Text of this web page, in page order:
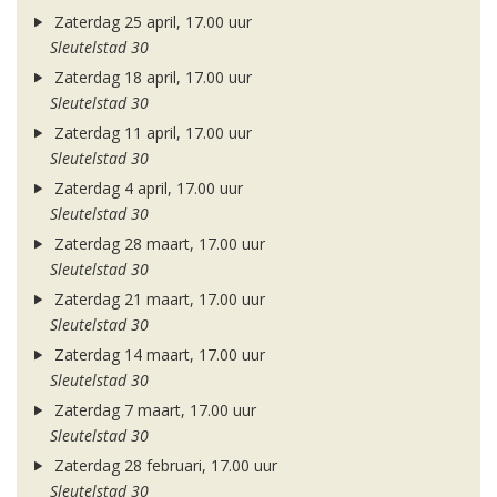
Zaterdag 25 april, 17.00 uur
Sleutelstad 30
Zaterdag 18 april, 17.00 uur
Sleutelstad 30
Zaterdag 11 april, 17.00 uur
Sleutelstad 30
Zaterdag 4 april, 17.00 uur
Sleutelstad 30
Zaterdag 28 maart, 17.00 uur
Sleutelstad 30
Zaterdag 21 maart, 17.00 uur
Sleutelstad 30
Zaterdag 14 maart, 17.00 uur
Sleutelstad 30
Zaterdag 7 maart, 17.00 uur
Sleutelstad 30
Zaterdag 28 februari, 17.00 uur
Sleutelstad 30